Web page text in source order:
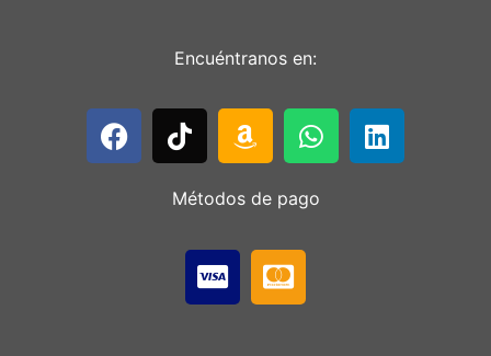
Encuéntranos en:
Métodos de pago